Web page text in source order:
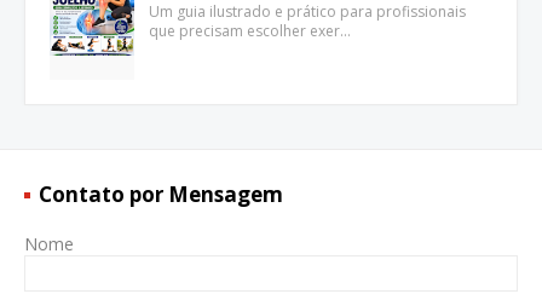
Um guia ilustrado e prático para profissionais
que precisam escolher exer…
Contato por Mensagem
Nome